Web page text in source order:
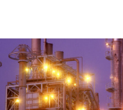
BV_3042.jpg